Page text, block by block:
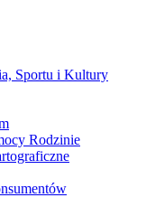
Sportu i Kultury
Rodzinie